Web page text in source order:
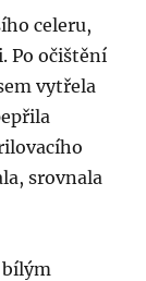
celeru,
Po očištění
vytřela
srovnala
bílým